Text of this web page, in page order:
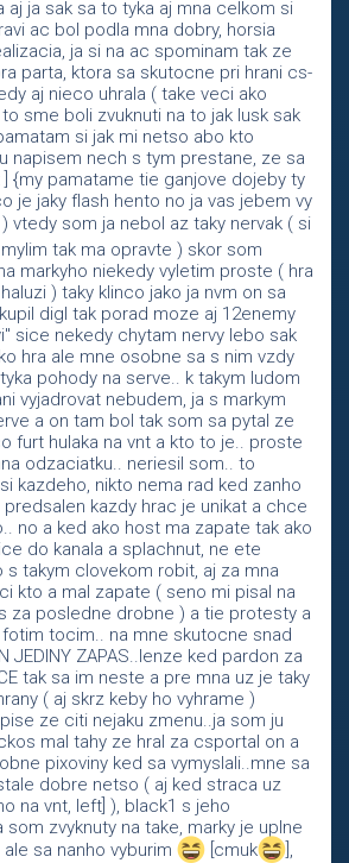
aj ja sak sa to tyka aj mna celkom si
ac bol podla mna dobry, horsia
ja si na ac spominam tak ze
parta, ktora sa skutocne pri hrani cs-
aj nieco uhrala ( take veci ako
sme boli zvuknuti na to jak lusk sak
si jak mi netso abo kto
napisem nech s tym prestane, ze sa
{my pamatame tie ganjove dojeby ty
je jaky flash hento no ja vas jebem vy
) vtedy som ja nebol az taky nervak ( si
tak ma opravte ) skor som
markyho niekedy vyletim proste ( hra
) taky klinco jako ja nvm on sa
digl tak porad moze aj 12enemy
sice nekedy chytam nervy lebo sak
hra ale mne osobne sa s nim vzdy
pohody na serve.. k takym ludom
vyjadrovat nebudem, ja s markym
a on tam bol tak som sa pytal ze
furt hulaka na vnt a kto to je.. proste
odzaciatku.. neriesil som.. to
kazdeho, nikto nema rad ked zanho
predsalen kazdy hrac je unikat a chce
no a ked ako host ma zapate tak ako
do kanala a splachnut, ne ete
takym clovekom robit, aj za mna
kto a mal zapate ( seno mi pisal na
za posledne drobne ) a tie protesty a
tocim.. na mne skutocne snad
JEDINY ZAPAS..lenze ked pardon za
tak sa im neste a pre mna uz je taky
( aj skrz keby ho vyhrame )
ze citi nejaku zmenu..ja som ju
mal tahy ze hral za csportal on a
pixoviny ked sa vymyslali..mne sa
dobre netso ( aj ked straca uz
na vnt, left] ), black1 s jeho
zvyknuty na take, marky je uplne
sa nanho vyburim
[cmuk
],